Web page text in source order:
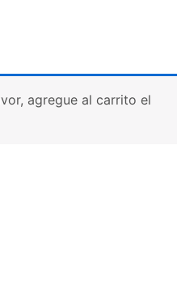
agregue al carrito el